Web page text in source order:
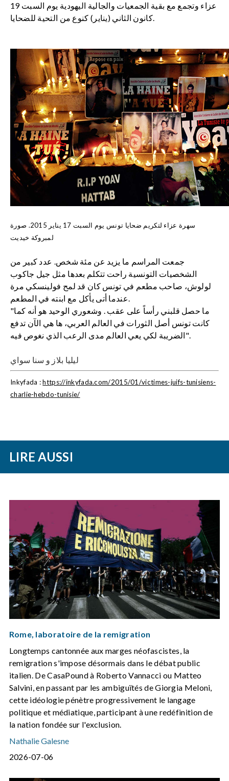
عزاء وتجمع مع بقية الجمعيات والجالية اليهودية يوم السبت 19
كانون الثاني (يناير) كنوع من التحية للضحايا.
سهرة عزاء لتكريم ضحايا تونس يوم السبت 17 يناير 2015. صورة
لمبروكة خيديت
جمعت المراسم ما يزيد عن مئة شخص. عدد كبير من
الشخصيات التونسية راحت تتكلم بعدها مثل جيل جاكوب
لولوش، صاحب مطعم في تونس كان قد لمح فولينسكي مرة
عندما أتى يأكل مع ابنته في المطعم.
"ما حصل قلبني رأساً على عقب . وشعوري الوحيد هو أنه كما
كانت تونس أصل الثورات في العالم العربي، ها هي الآن تدفع
الضريبة لكي يعي العالم مدى الرعب الذي نغوص فيه".
ليليا بلاز و سنا سواي
Inkyfada :https://inkyfada.com/2015/01/victimes-juifs-tunisiens-
charlie-hebdo-tunisie/
LIRE AUSSI
Rome, laboratoire de la remigration
Longtemps cantonnée aux marges néofascistes, la
remigration s'impose désormais dans le débat public
italien. De CasaPound à Roberto Vannacci ou Matteo
Salvini, en passant par les ambiguïtés de Giorgia Meloni,
cette idéologie pénètre progressivement le langage
politique et médiatique, participant à une redéfinition de
la nation fondée sur l'exclusion.
Nathalie Galesne
2026-07-06